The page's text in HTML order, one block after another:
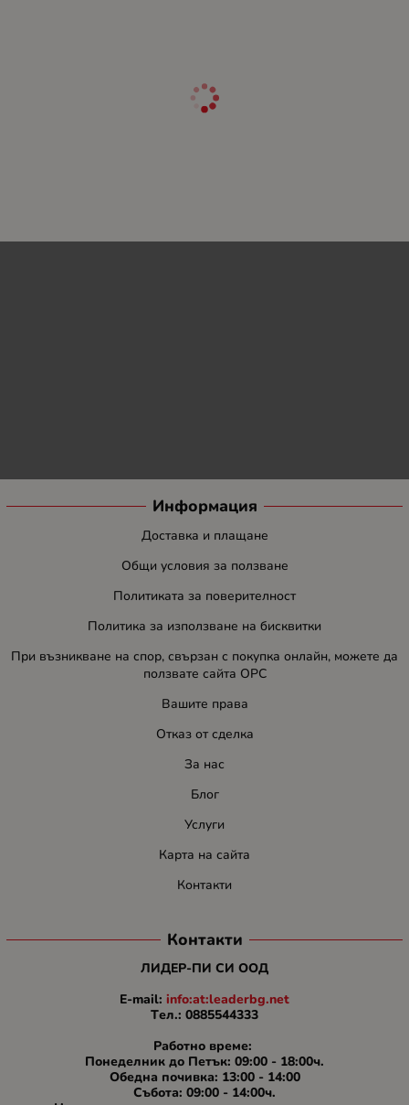
Информация
Доставка и плащане
Общи условия за ползване
Политиката за поверителност
Политика за използване на бисквитки
При възникване на спор, свързан с покупка онлайн, можете да
ползвате сайта ОРС
Вашите права
Отказ от сделка
За нас
Блог
Услуги
Карта на сайта
Контакти
Контакти
ЛИДЕР-ПИ СИ ООД
E-mail: info:at:leaderbg.net
Tел.: 0885544333
Работно време:
Понеделник до Петък: 09:00 - 18:00ч.
Обедна почивка: 13:00 - 14:00
Събота: 09:00 - 14:00ч.